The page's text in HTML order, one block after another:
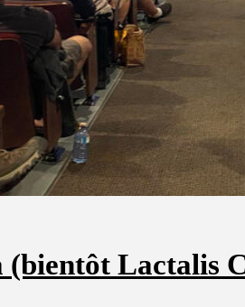
Lactalis